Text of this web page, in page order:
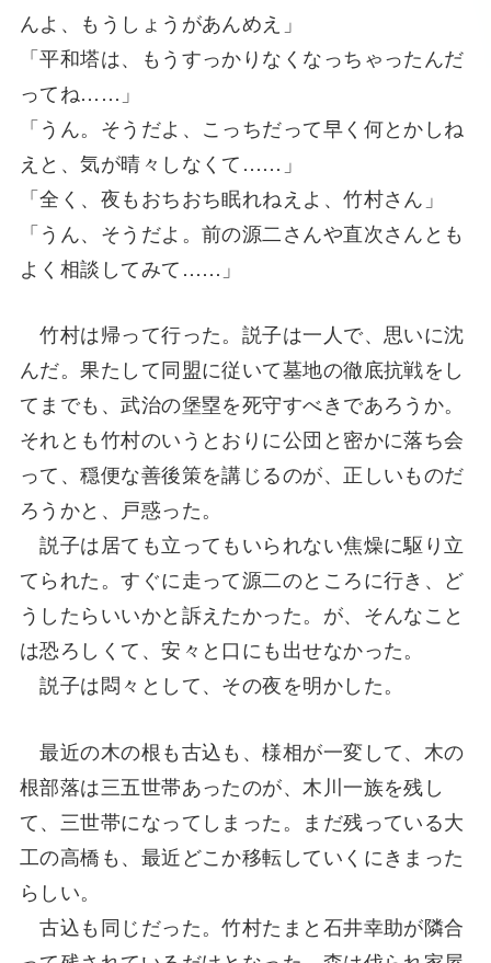
んよ、もうしょうがあんめえ」
「平和塔は、もうすっかりなくなっちゃったんだ
ってね……」
「うん。そうだよ、こっちだって早く何とかしね
えと、気が晴々しなくて……」
「全く、夜もおちおち眠れねえよ、竹村さん」
「うん、そうだよ。前の源二さんや直次さんとも
よく相談してみて……」
竹村は帰って行った。説子は一人で、思いに沈
んだ。果たして同盟に従いて墓地の徹底抗戦をし
てまでも、武治の堡塁を死守すべきであろうか。
それとも竹村のいうとおりに公団と密かに落ち会
って、穏便な善後策を講じるのが、正しいものだ
ろうかと、戸惑った。
説子は居ても立ってもいられない焦燥に駆り立
てられた。すぐに走って源二のところに行き、ど
うしたらいいかと訴えたかった。が、そんなこと
は恐ろしくて、安々と口にも出せなかった。
説子は悶々として、その夜を明かした。
最近の木の根も古込も、様相が一変して、木の
根部落は三五世帯あったのが、木川一族を残し
て、三世帯になってしまった。まだ残っている大
工の高橋も、最近どこか移転していくにきまった
らしい。
古込も同じだった。竹村たまと石井幸助が隣合